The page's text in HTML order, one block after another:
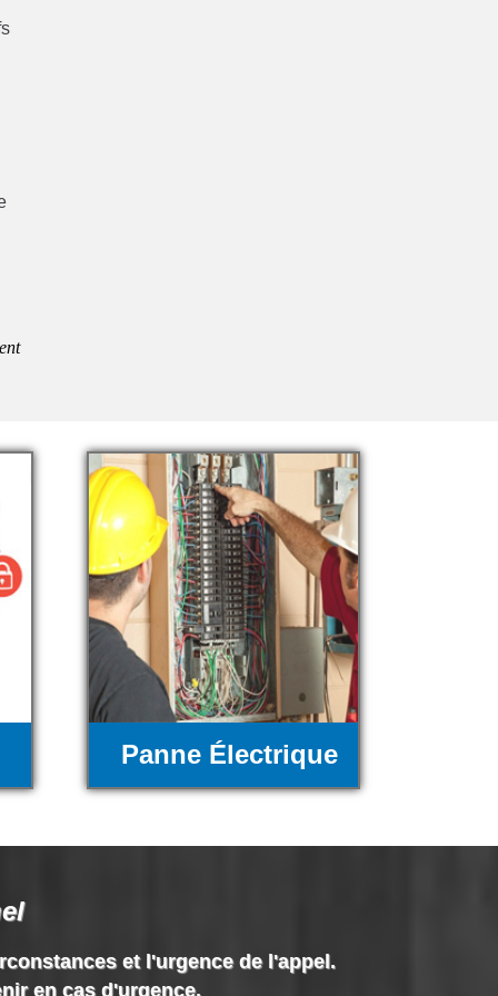
Panne Électrique
et l'urgence de l'appel.
en cas d'urgence.